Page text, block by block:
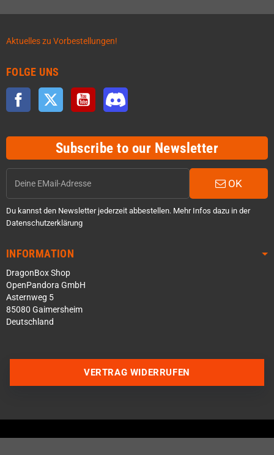
Aktuelles zu Vorbestellungen!
FOLGE UNS
Facebook Twitter YouTube
Subscribe to our Newsletter
OK
Du kannst den Newsletter jederzeit abbestellen. Mehr Infos dazu in der
Datenschutzerklärung
INFORMATION
DragonBox Shop
OpenPandora GmbH
Asternweg 5
85080 Gaimersheim
Deutschland
Über WhatsApp schreiben
VERTRAG WIDERRUFEN